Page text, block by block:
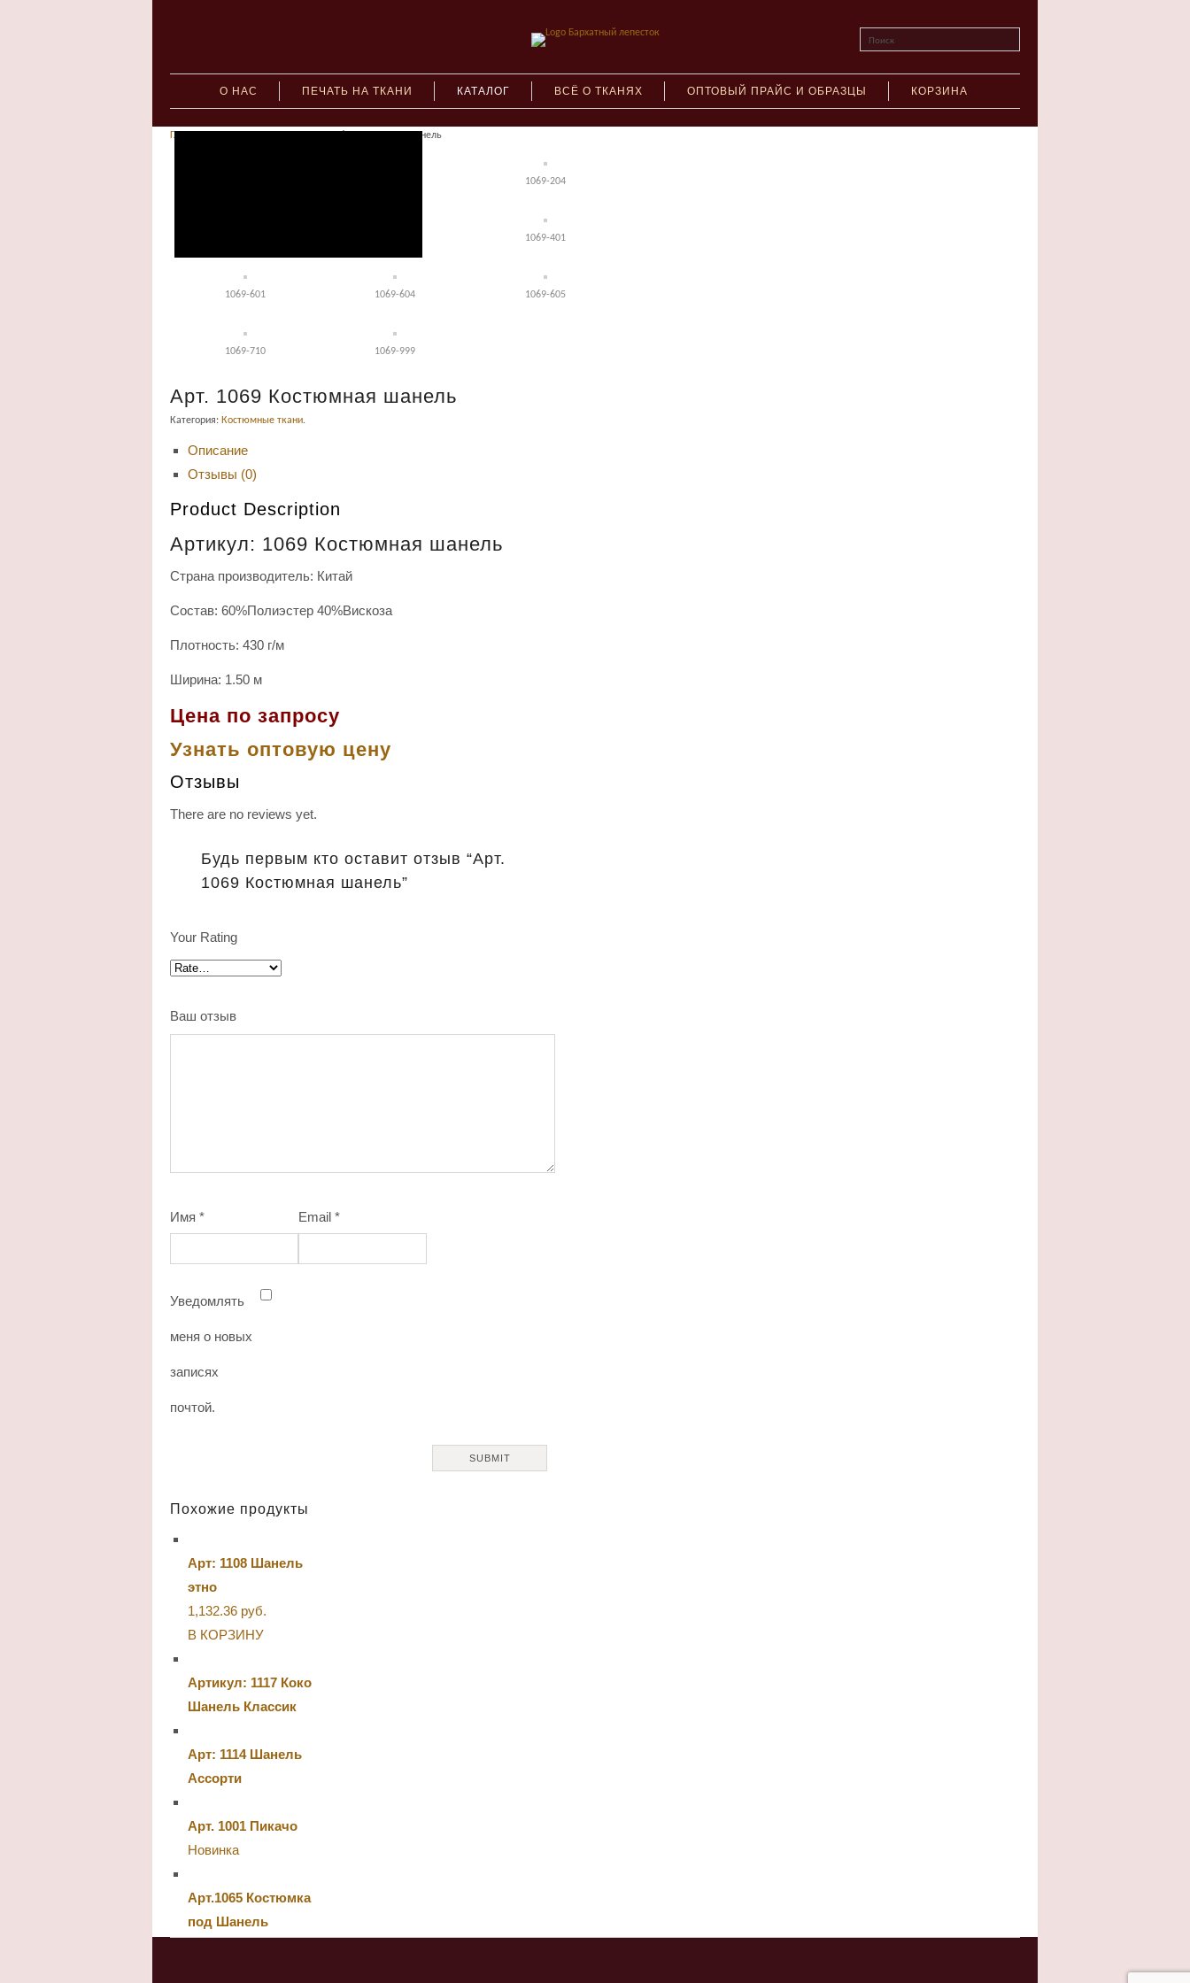
Поиск
О НАС ПЕЧАТЬ НА ТКАНИ КАТАЛОГ ВСЁ О ТКАНЯХ ОПТОВЫЙ ПРАЙС И ОБРАЗЦЫ КОРЗИНА
Главная » Арт. 1069 Костюмная шанель
1069-204
1069-401
1069-601 1069-604 1069-605
1069-710 1069-999
Арт. 1069 Костюмная шанель
Категория: Костюмные ткани.
Описание
Отзывы (0)
Product Description
Артикул: 1069 Костюмная шанель
Страна производитель: Китай
Состав: 60%Полиэстер 40%Вискоза
Плотность: 430 г/м
Ширина: 1.50 м
Цена по запросу
Узнать оптовую цену
Отзывы
There are no reviews yet.
Будь первым кто оставит отзыв “Арт.
1069 Костюмная шанель”
Your Rating
Ваш отзыв
Имя * Email *
Уведомлять
меня о новых
записях
почтой.
Похожие продукты
Арт: 1108 Шанель
этно
1,132.36 руб.
В КОРЗИНУ
Артикул: 1117 Коко
Шанель Классик
Арт: 1114 Шанель
Ассорти
Арт. 1001 Пикачо
Новинка
Арт.1065 Костюмка
под Шанель